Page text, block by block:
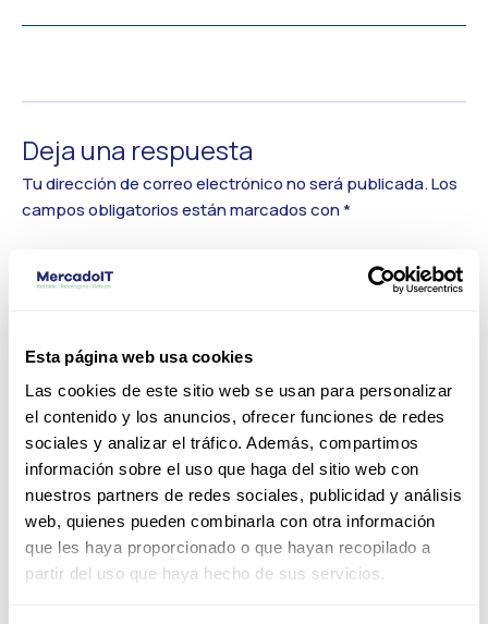
Esta página web usa cookies
Las cookies de este sitio web se usan para personalizar
el contenido y los anuncios, ofrecer funciones de redes
sociales y analizar el tráfico. Además, compartimos
información sobre el uso que haga del sitio web con
nuestros partners de redes sociales, publicidad y análisis
web, quienes pueden combinarla con otra información
que les haya proporcionado o que hayan recopilado a
partir del uso que haya hecho de sus servicios.
Deja una respuesta
Tu dirección de correo electrónico no será publicada.Los
campos obligatorios están marcados con*
Nombre*